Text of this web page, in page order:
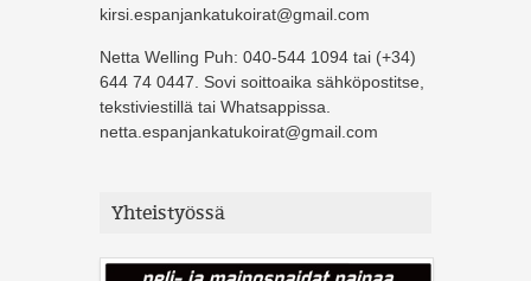
kirsi.espanjankatukoirat@gmail.com
Netta Welling Puh: 040-544 1094 tai (+34)
644 74 0447. Sovi soittoaika sähköpostitse,
tekstiviestillä tai Whatsappissa.
netta.espanjankatukoirat@gmail.com
Yhteistyössä